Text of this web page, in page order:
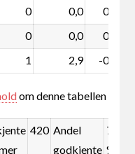
0 0,0 0,0
0 0,0 0,0
1 2,9 -0,2
om denne tabellen
420 Andel
godkjente
74,7
%